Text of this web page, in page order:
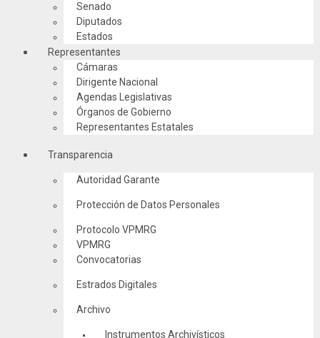
Senado
Diputados
Estados
Representantes
Cámaras
Dirigente Nacional
Agendas Legislativas
Órganos de Gobierno
Representantes Estatales
Transparencia
Autoridad Garante
Protección de Datos Personales
Protocolo VPMRG
VPMRG
Convocatorias
Estrados Digitales
Archivo
Instrumentos Archivísticos